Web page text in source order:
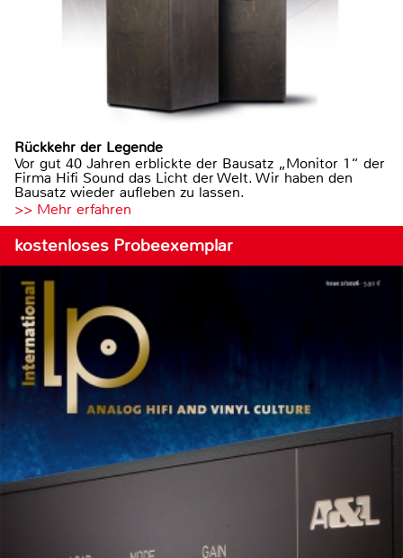
Rückkehr der Legende
Vor gut 40 Jahren erblickte der Bausatz „Monitor 1“ der
Firma Hifi Sound das Licht der Welt. Wir haben den
Bausatz wieder aufleben zu lassen.
>> Mehr erfahren
kostenloses Probeexemplar